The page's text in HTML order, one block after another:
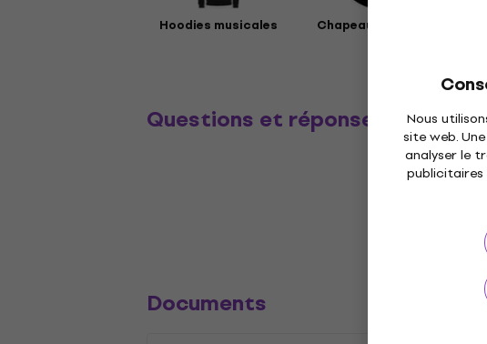
Nous
site web.
analyser le
Hoodies musicales Chapeaux musique
Questions et réponses
Documents